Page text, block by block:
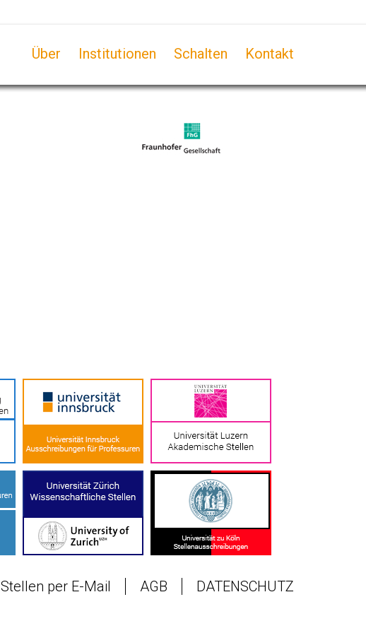
Über Institutionen Schalten Kontakt
Stellen per E-Mail AGB DATENSCHUTZ